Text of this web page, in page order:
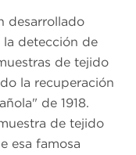
desarrollado
la detección de
de tejido
la recuperación
de 1918.
de tejido
esa famosa